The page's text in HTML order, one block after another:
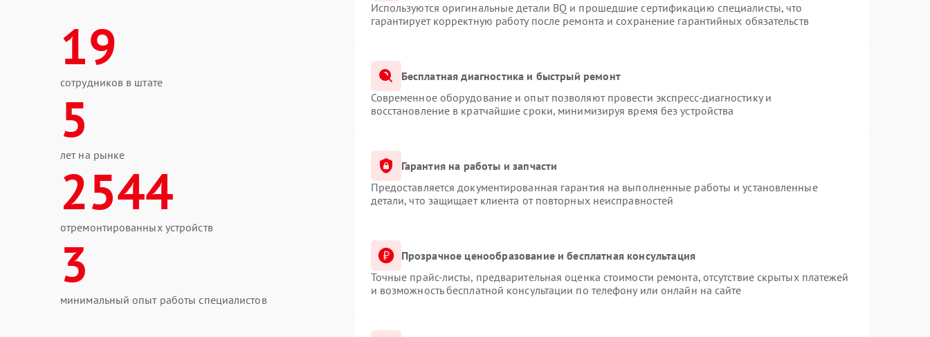
19
сотрудников в штате
5
лет на рынке
2544
отремонтированных устройств
3
минимальный опыт работы специалистов
Используются оригинальные детали BQ и прошедшие сертификацию специалисты, что
гарантирует корректную работу после ремонта и сохранение гарантийных обязательств
Бесплатная диагностика и быстрый ремонт
Современное оборудование и опыт позволяют провести экспресс-диагностику и
восстановление в кратчайшие сроки, минимизируя время без устройства
Гарантия на работы и запчасти
Предоставляется документированная гарантия на выполненные работы и установленные
детали, что защищает клиента от повторных неисправностей
Прозрачное ценообразование и бесплатная консультация
Точные прайс-листы, предварительная оценка стоимости ремонта, отсутствие скрытых платежей
и возможность бесплатной консультации по телефону или онлайн на сайте